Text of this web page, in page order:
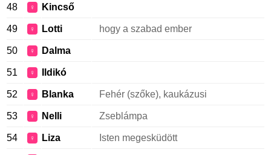
48 ♀ Kincső
49 ♀ Lotti hogy a szabad ember
50 ♀ Dalma
51 ♀ Ildikó
52 ♀ Blanka Fehér (szőke), kaukázusi
53 ♀ Nelli Zseblámpa
54 ♀ Liza Isten megesküdött